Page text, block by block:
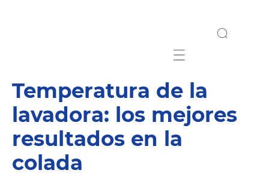
Mobile navigation
Temperatura de la
lavadora: los mejores
resultados en la
colada